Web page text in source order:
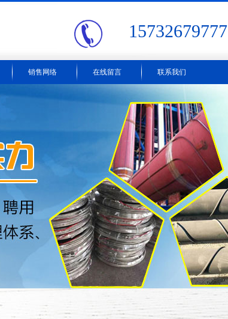
15732679777
销售网络 在线留言 联系我们